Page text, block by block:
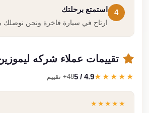
4
استمتع برحلتك
ارتاح في سيارة فاخرة ونحن نوصلك
تقييمات عملاء شركه ليموزين
★★★★★
4.9 / 5 48+ تقييم
★★★★★